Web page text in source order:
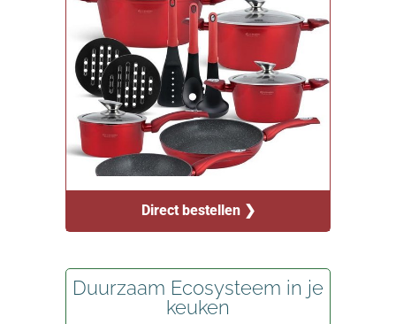
Direct bestellen ❯
Duurzaam Ecosysteem in je
keuken